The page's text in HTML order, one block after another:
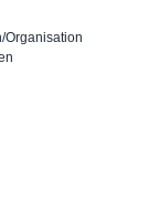
Organisation